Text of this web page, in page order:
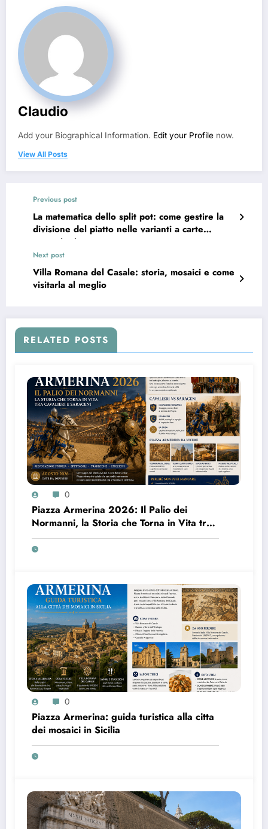
Claudio
Add your Biographical Information. Edit your Profile now.
View All Posts
Previous post
La matematica dello split pot: come gestire la
divisione del piatto nelle varianti a carte
comunitarie
Next post
Villa Romana del Casale: storia, mosaici e come
visitarla al meglio
RELATED POSTS
0
Piazza Armerina 2026: Il Palio dei
Normanni, la Storia che Torna in Vita tra
Cavalieri e Saraceni
0
Piazza Armerina: guida turistica alla citta
dei mosaici in Sicilia